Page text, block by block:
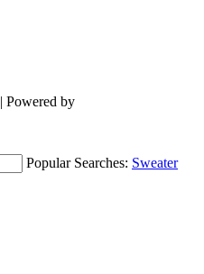
| Powered by
Popular Searches: Sweater